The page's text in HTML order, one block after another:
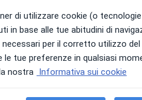
assicurativa.
di utilizzare cookie (o
base alle tue abitudini di
per il corretto utilizzo
tue preferenze in qualsiasi
nostra Informativa sui cookie